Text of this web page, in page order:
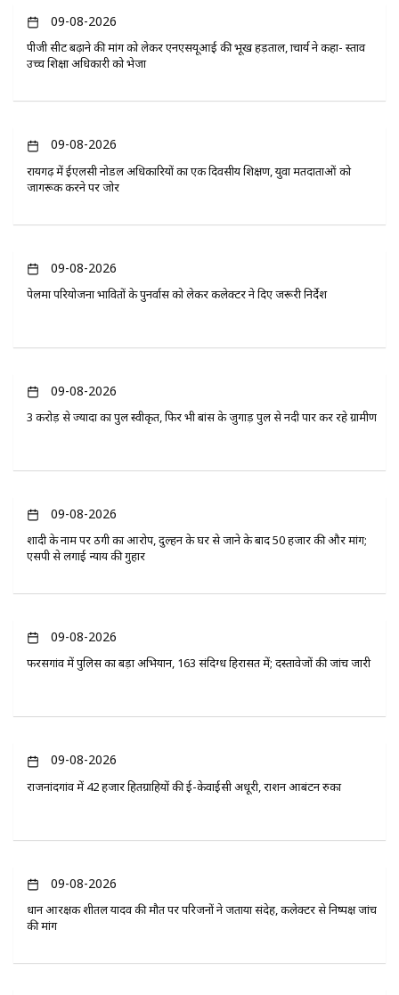
09-08-2026
पीजी सीट बढ़ाने की मांग को लेकर एनएसयूआई की भूख हड़ताल, प्राचार्य ने कहा- प्रस्ताव
उच्च शिक्षा अधिकारी को भेजा
09-08-2026
रायगढ़ में ईएलसी नोडल अधिकारियों का एक दिवसीय प्रशिक्षण, युवा मतदाताओं को
जागरूक करने पर जोर
09-08-2026
पेलमा परियोजना प्रभावितों के पुनर्वास को लेकर कलेक्टर ने दिए जरूरी निर्देश
09-08-2026
3 करोड़ से ज्यादा का पुल स्वीकृत, फिर भी बांस के जुगाड़ पुल से नदी पार कर रहे ग्रामीण
09-08-2026
शादी के नाम पर ठगी का आरोप, दुल्हन के घर से जाने के बाद 50 हजार की और मांग;
एसपी से लगाई न्याय की गुहार
09-08-2026
फरसगांव में पुलिस का बड़ा अभियान, 163 संदिग्ध हिरासत में; दस्तावेजों की जांच जारी
09-08-2026
राजनांदगांव में 42 हजार हितग्राहियों की ई-केवाईसी अधूरी, राशन आबंटन रुका
09-08-2026
प्रधान आरक्षक शीतल यादव की मौत पर परिजनों ने जताया संदेह, कलेक्टर से निष्पक्ष जांच
की मांग